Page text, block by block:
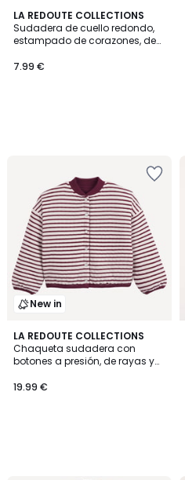
LA REDOUTE COLLECTIONS
Sudadera de cuello redondo,
estampado de corazones, de
7.99 €
New in
LA REDOUTE COLLECTIONS
Chaqueta sudadera con
botones a presión, de rayas y
19.99 €